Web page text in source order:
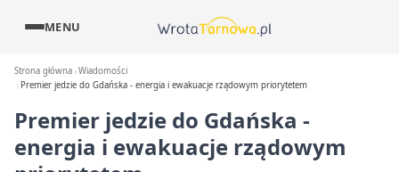
MENU
Strona główna Wiadomości
Premier jedzie do Gdańska - energia i ewakuacje rządowym priorytetem
Premier jedzie do Gdańska -
energia i ewakuacje rządowym